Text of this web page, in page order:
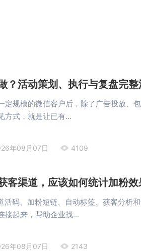
？活动策划、执行与复盘完整
定规模的微信客户后，除了广告投放、
方式，就是让已有...
年08月07日 4109
客渠道，应该如何统计加粉效
活码、加粉短链、自动标签、获客分析
接起来，帮助企业找...
年08月07日 2143